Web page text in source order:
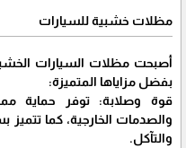
مظلات خشبية للسيارات
أصبحت مظلات السيارات
بفضل مزاياها المتميزة:
قوة وصلابة: توفر حماية
والصدمات الخارجية، كما
والتآكل.